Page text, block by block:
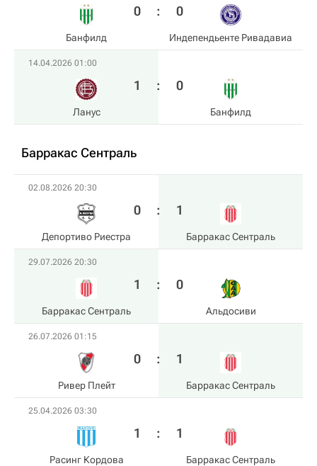
Банфилд
0 : 0
Индепендьенте Ривадавиа
14.04.2026 01:00
Ланус
1 : 0
Банфилд
Барракас Сентраль
02.08.2026 20:30
Депортиво Риестра
0 : 1
Барракас Сентраль
29.07.2026 20:30
Барракас Сентраль
1 : 0
Альдосиви
26.07.2026 01:15
Ривер Плейт
0 : 1
Барракас Сентраль
25.04.2026 03:30
Расинг Кордова
1 : 1
Барракас Сентраль